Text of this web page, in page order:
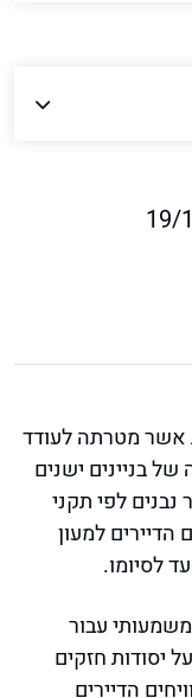
19/
אשר מטרתה לעודד
בניינים ישנים
לפי תקני
הדיירים למעון
לסיומו.
עבור
יסודות חזקים
הדיירים